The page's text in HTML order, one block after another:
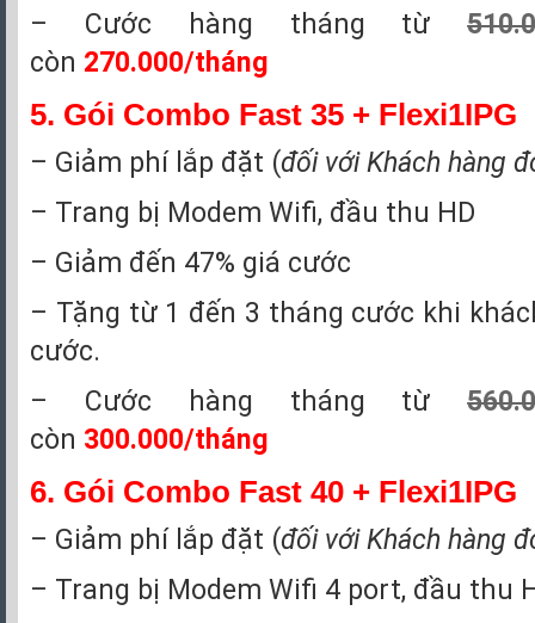
– Cước hàng tháng từ
còn 270.000/tháng
5. Gói Combo Fast 35 + Flexi1IPG
– Giảm phí lắp đặt (đối với Khách hàng
– Trang bị Modem Wifi, đầu thu HD
– Giảm đến 47% giá cước
– Tặng từ 1 đến 3 tháng cước khi
cước.
– Cước hàng tháng từ
còn 300.000/tháng
6. Gói Combo Fast 40 + Flexi1IPG
– Giảm phí lắp đặt (đối với Khách hàng
– Trang bị Modem Wifi 4 port, đầu thu